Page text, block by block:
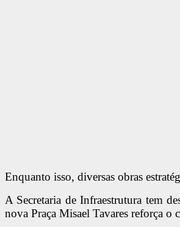
Enquanto isso, diversas obras
A Secretaria de Infraestrutura tem
nova Praça Misael Tavares reforça